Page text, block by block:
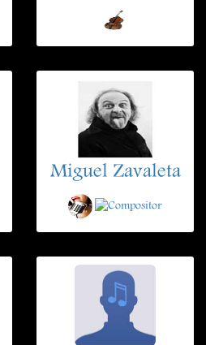
Miguel Zavaleta